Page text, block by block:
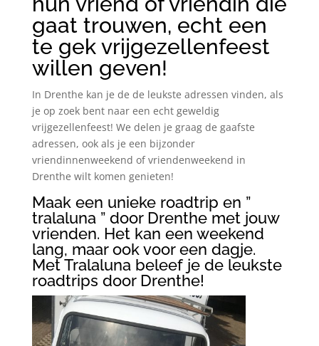
gaat trouwen, echt een
te gek vrijgezellenfeest
willen geven!
In Drenthe kan je de de leukste adressen vinden, als
je op zoek bent naar een echt geweldig
vrijgezellenfeest! We delen je graag de gaafste
adressen, ook als je een bijzonder
vriendinnenweekend of vriendenweekend in
Drenthe wilt komen genieten!
Maak een unieke roadtrip en ”
tralaluna ” door Drenthe met jouw
vrienden. Het kan een weekend
lang, maar ook voor een dagje.
Met Tralaluna beleef je de leukste
roadtrips door Drenthe!